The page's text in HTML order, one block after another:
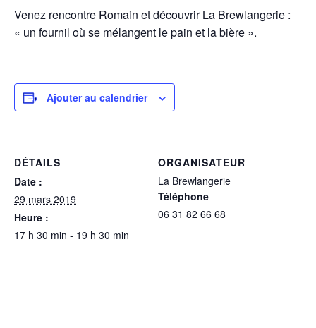
Venez rencontre Romain et découvrir La Brewlangerie :
« un fournil où se mélangent le pain et la bière ».
Ajouter au calendrier
DÉTAILS
Date :
29 mars 2019
Heure :
17 h 30 min - 19 h 30 min
ORGANISATEUR
La Brewlangerie
Téléphone
06 31 82 66 68